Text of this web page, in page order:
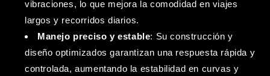
vibraciones, lo que mejora la comodidad en viajes
largos y recorridos diarios.
Manejo preciso y estable: Su construcción y
diseño optimizados garantizan una respuesta rápida y
controlada, aumentando la estabilidad en curvas y